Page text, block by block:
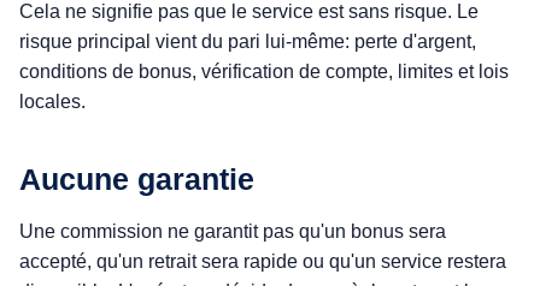
Cela ne signifie pas que le service est sans risque. Le
risque principal vient du pari lui-même: perte d'argent,
conditions de bonus, vérification de compte, limites et lois
locales.
Aucune garantie
Une commission ne garantit pas qu'un bonus sera
accepté, qu'un retrait sera rapide ou qu'un service restera